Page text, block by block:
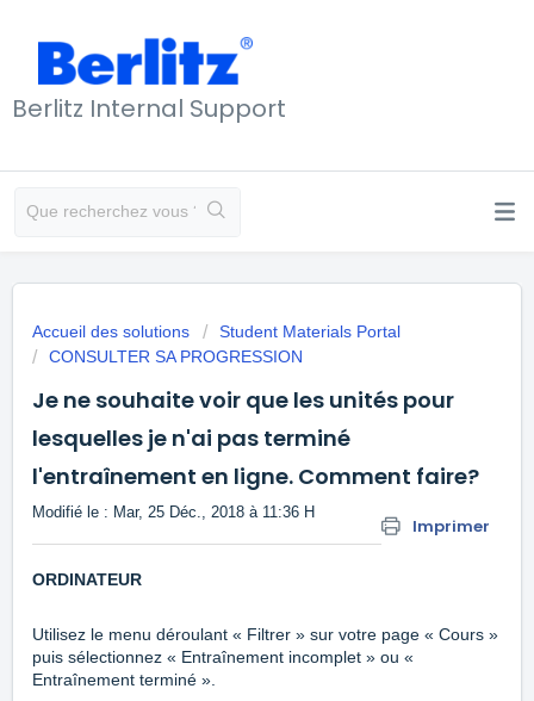
Berlitz Internal Support
Accueil des solutions
Student Materials Portal
CONSULTER SA PROGRESSION
Je ne souhaite voir que les unités pour
lesquelles je n'ai pas terminé
l'entraînement en ligne. Comment faire?
Imprimer
Modifié le : Mar, 25 Déc., 2018 à 11:36 H
ORDINATEUR
Utilisez le menu déroulant « Filtrer » sur votre page « Cours »
puis sélectionnez « Entraînement incomplet » ou «
Entraînement terminé ».